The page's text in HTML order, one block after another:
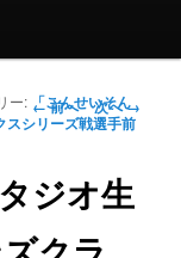
画像ナビゲーシ
ョン
← 前へ 次へ →
ジオ生
ー: 「こんせいそん
スシリーズ戦選手前